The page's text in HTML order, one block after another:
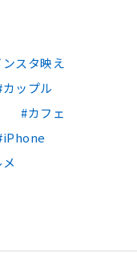
ンスタ映え
カップル
カフェ
iPhone